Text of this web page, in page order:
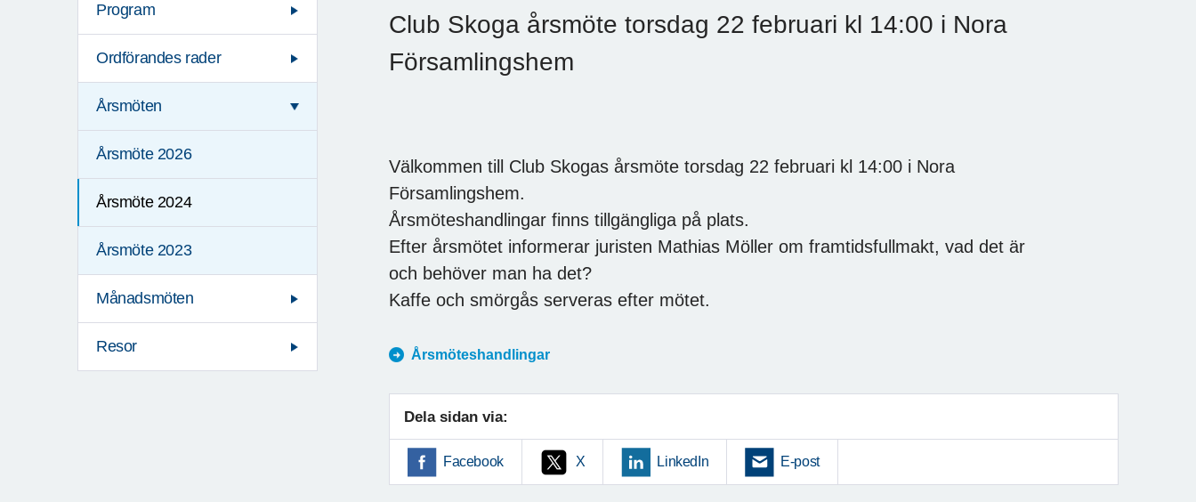
Program
Ordförandes rader
Årsmöten
Årsmöte 2026
Årsmöte 2024
Årsmöte 2023
Månadsmöten
Resor
Club Skoga årsmöte torsdag 22 februari kl 14:00 i Nora
Församlingshem
Välkommen till Club Skogas årsmöte torsdag 22 februari kl 14:00 i Nora
Församlingshem.
Årsmöteshandlingar finns tillgängliga på plats.
Efter årsmötet informerar juristen Mathias Möller om framtidsfullmakt, vad det är
och behöver man ha det?
Kaffe och smörgås serveras efter mötet.
Årsmöteshandlingar
Dela sidan via:
Facebook X LinkedIn E-post